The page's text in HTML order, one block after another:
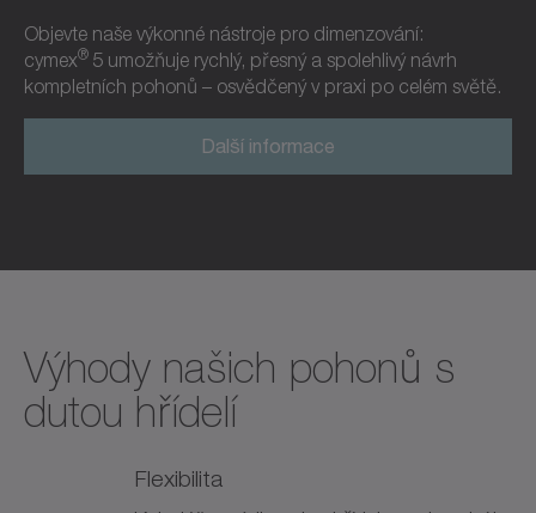
Objevte naše výkonné nástroje pro dimenzování:
cymex® 5 umožňuje rychlý, přesný a spolehlivý návrh
kompletních pohonů – osvědčený v praxi po celém světě.
Další informace
Výhody našich pohonů s
dutou hřídelí
Flexibilita